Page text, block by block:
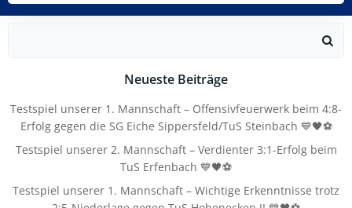
Neueste Beiträge
Testspiel unserer 1. Mannschaft – Offensivfeuerwerk beim 4:8-
Erfolg gegen die SG Eiche Sippersfeld/TuS Steinbach 💙🖤⚽
Testspiel unserer 2. Mannschaft – Verdienter 3:1-Erfolg beim
TuS Erfenbach 💙🖤⚽
Testspiel unserer 1. Mannschaft – Wichtige Erkenntnisse trotz